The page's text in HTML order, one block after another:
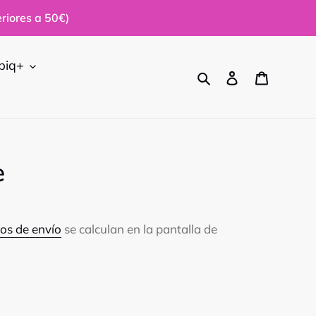
a 50€)
BuscarIngresar
de envío se calculan en la pantalla de